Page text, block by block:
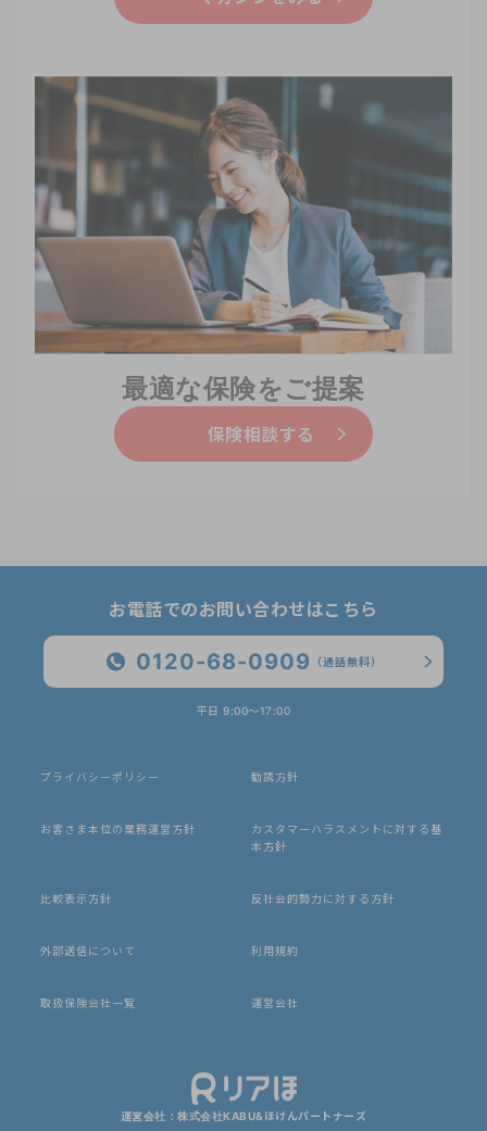
最適な保険をご提案
保険相談する
お電話でのお問い合わせはこちら
0120-68-0909 （通話無料）
平日 9:00〜17:00
プライバシーポリシー 勧誘方針
お客さま本位の業務運営方針
カスタマーハラスメントに対する基
本方針
比較表示方針 反社会的勢力に対する方針
外部送信について 利用規約
取扱保険会社一覧 運営会社
運営会社：株式会社KABU&ほけんパートナーズ